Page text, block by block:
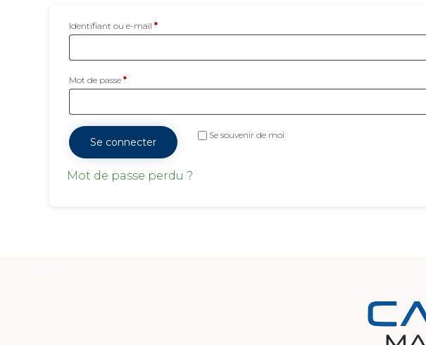
Identifiant ou e-mail *Obligatoire
Mot de passe *Obligatoire
Se souvenir de moi
Se connecter
Mot de passe perdu ?